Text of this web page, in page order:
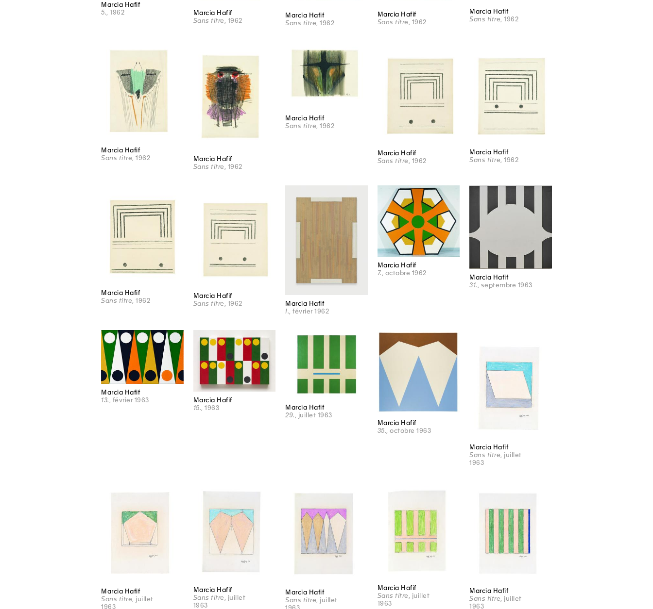
Marcia Hafif
5. , 1962
Marcia Hafif
Sans titre , 1962
Marcia Hafif
Sans titre, 1962
Marcia Hafif
Sans titre , 1962
Marcia Hafif
Sans titre , 1962
Marcia Hafif
Sans titre , 1962
Marcia Hafif
Sans titre , 1962
Marcia Hafif
Sans titre, 1962
Marcia Hafif
Sans titre , 1962
Marcia Hafif
Sans titre , 1962
Marcia Hafif
Sans titre , 1962
Marcia Hafif
Sans titre , 1962
Marcia Hafif
I. , février 1962
Marcia Hafif
7. , octobre 1962
Marcia Hafif
31. , septembre 1963
Marcia Hafif
13. , février 1963
Marcia Hafif
15. , 1963
Marcia Hafif
29. , juillet 1963
Marcia Hafif
35. , octobre 1963
Marcia Hafif
Sans titre, juillet
1963
Marcia Hafif
Sans titre, juillet
1963
Marcia Hafif
Sans titre
, juillet
1963
Marcia Hafif
Sans titre, juillet
Marcia Hafif
Sans titre , juillet
1963
Marcia Hafif
Sans titre , juillet
1963